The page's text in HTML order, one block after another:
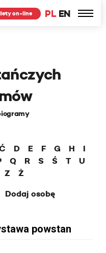
PL EN
on-line
D E F G H
I
Q R S Ś T
U
Z
Ż
Dodaj osobę